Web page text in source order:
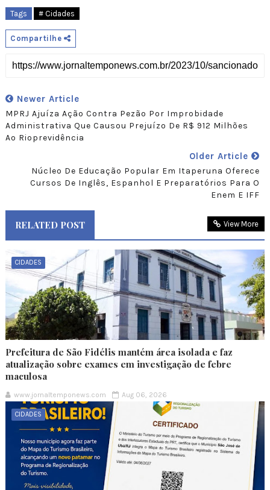
Tags # Cidades
Compartilhe
Newer Article
MPRJ Ajuíza Ação Contra Pezão Por Improbidade
Administrativa Que Causou Prejuízo De R$ 912 Milhões
Ao Rioprevidência
Older Article
Núcleo De Educação Popular Em Itaperuna Oferece
Cursos De Inglês, Espanhol E Preparatórios Para O
Enem E IFF
RELATED POST View More
CIDADES
Prefeitura de São Fidélis mantém área isolada e faz
atualização sobre exames em investigação de febre
maculosa
www.jornaltemponews.com Aug 06, 2026
CIDADES